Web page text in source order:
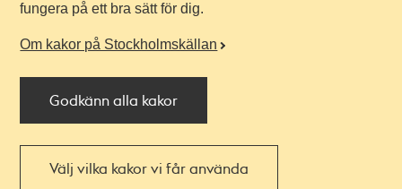
fungera på ett bra sätt för dig.
Om kakor på Stockholmskällan
Godkänn alla kakor
Välj vilka kakor vi får använda